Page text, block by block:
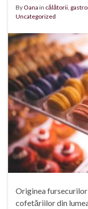
ByOana in călătorii,
Uncategorized
Originea
cofetăriilor din